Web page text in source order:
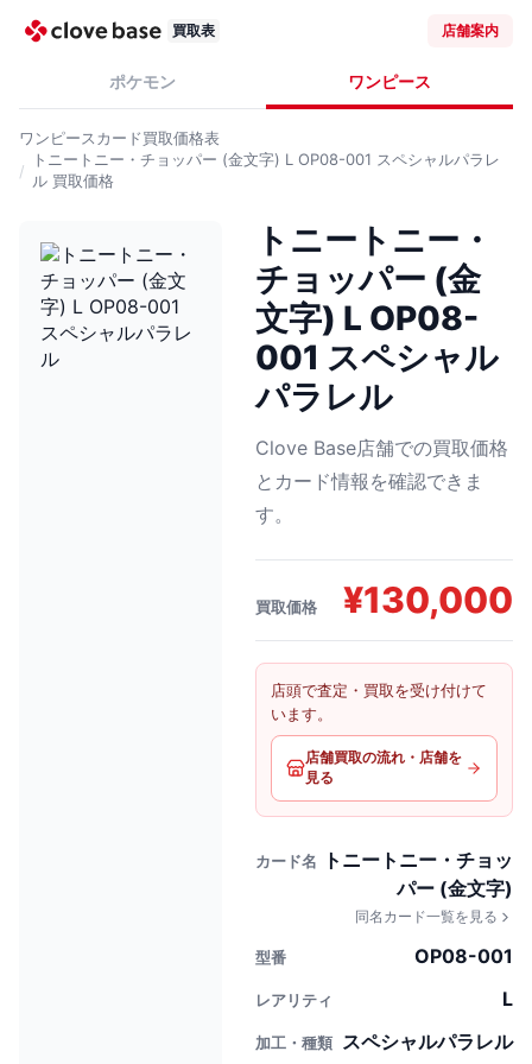
買取表 店舗案内
ポケモン ワンピース
ワンピースカード買取価格表
トニートニー・チョッパー (金文字) L OP08-001 スペシャルパラレ
ル 買取価格
トニートニー・
チョッパー (金
文字) L OP08-
001 スペシャル
パラレル
Clove Base店舗での買取価格
とカード情報を確認できま
す。
買取価格 ¥130,000
店頭で査定・買取を受け付けて
います。
店舗買取の流れ・店舗を
見る
カード名
トニートニー・チョッ
パー (金文字)
同名カード一覧を見る
型番 OP08-001
レアリティ L
加工・種類 スペシャルパラレル